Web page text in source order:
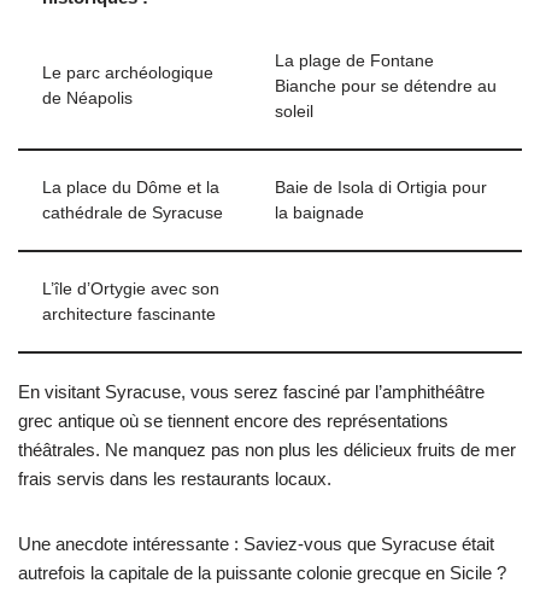
Le parc archéologique
de Néapolis
La plage de Fontane
Bianche pour se détendre au
soleil
La place du Dôme et la
cathédrale de Syracuse
Baie de Isola di Ortigia pour
la baignade
L’île d’Ortygie avec son
architecture fascinante
En visitant Syracuse, vous serez fasciné par l’amphithéâtre
grec antique où se tiennent encore des représentations
théâtrales. Ne manquez pas non plus les délicieux fruits de mer
frais servis dans les restaurants locaux.
Une anecdote intéressante : Saviez-vous que Syracuse était
autrefois la capitale de la puissante colonie grecque en Sicile ?